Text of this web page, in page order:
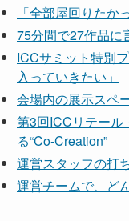
「全部屋回りた
75分間で27作品
ICCサミット特別
入っていきたい」
会場内の展示スペ
第3回ICCリテール
る“Co-Creation”
運営スタッフの打
運営チームで、ど